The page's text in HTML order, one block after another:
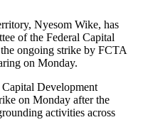
Nyesom Wike, has
of the Federal Capital
ongoing strike by FCTA
on Monday.
Development
on Monday after the
activities across